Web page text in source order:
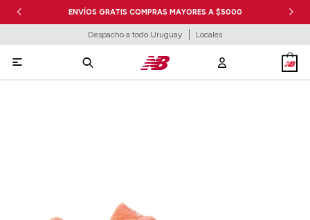
ENVÍOS GRATIS COMPRAS MAYORES A $5000
Despacho a todo Uruguay Locales
